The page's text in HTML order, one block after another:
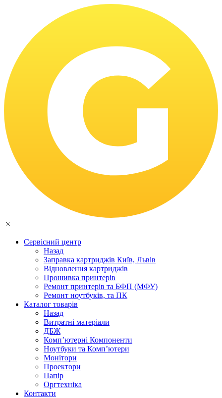
Сервісний центр
Назад
Заправка картриджів Київ, Львів
Відновлення картриджів
Прошивка принтерів
Ремонт принтерів та БФП (МФУ)
Ремонт ноутбуків, та ПК
Каталог товарів
Назад
Витратні матеріали
ДБЖ
Комп’ютерні Компоненти
Ноутбуки та Комп’ютери
Монітори
Проектори
Папір
Оргтехніка
Контакти